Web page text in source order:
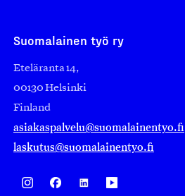
Suomalainen työ ry
Eteläranta 14,
00130 Helsinki
Finland
asiakaspalvelu@suomalainentyo.fi
laskutus@suomalainentyo.fi